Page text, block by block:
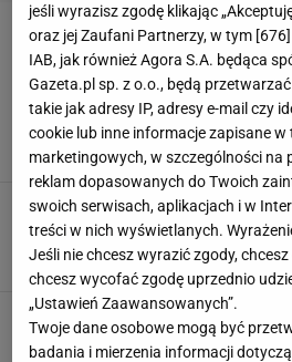
HUBERT WAGNER
Grbić i
słuchać. "Kat"
SUBSKRYPCJA
Gangsterzy porwali
na śmierć. Kule
SUBSKRYPCJA
Rekord!
Najlepsza taka seria
jeśli wyrazisz zgodę klikając
oraz jej Zaufani Partnerzy, w tym [676
IAB, jak również Agora S.A. będąca
Gazeta.pl sp. z o.o., będą
takie jak adresy IP, adresy e-mail czy
cookie lub inne informacje zapisane
marketingowych, w szczególności na
reklam dopasowanych do Twoich
swoich serwisach, aplikacjach i w
treści w nich wyświetlanych.
Jeśli nie chcesz wyrazić zgody,
chcesz wycofać zgodę uprzednio
„Ustawień Zaawansowanych”.
Twoje dane osobowe mogą być
badania i mierzenia informacji